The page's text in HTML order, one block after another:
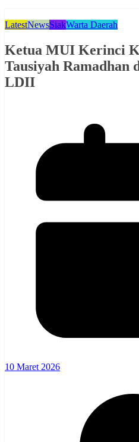
LatestNewsSiakWarta Daerah
Ketua MUI Kerinci
Tausiyah Ramadhan
LDII
10 Maret 2026